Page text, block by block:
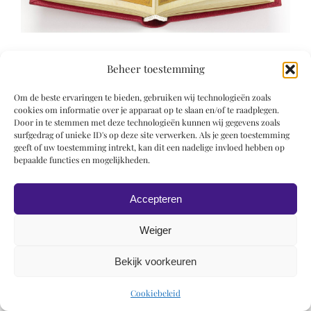
Beheer toestemming
Om de beste ervaringen te bieden, gebruiken wij technologieën zoals
cookies om informatie over je apparaat op te slaan en/of te raadplegen.
Door in te stemmen met deze technologieën kunnen wij gegevens zoals
surfgedrag of unieke ID's op deze site verwerken. Als je geen toestemming
geeft of uw toestemming intrekt, kan dit een nadelige invloed hebben op
bepaalde functies en mogelijkheden.
Accepteren
Weiger
Bekijk voorkeuren
Cookiebeleid
© 2019 Roel Wiechers | Powered byROCK Design